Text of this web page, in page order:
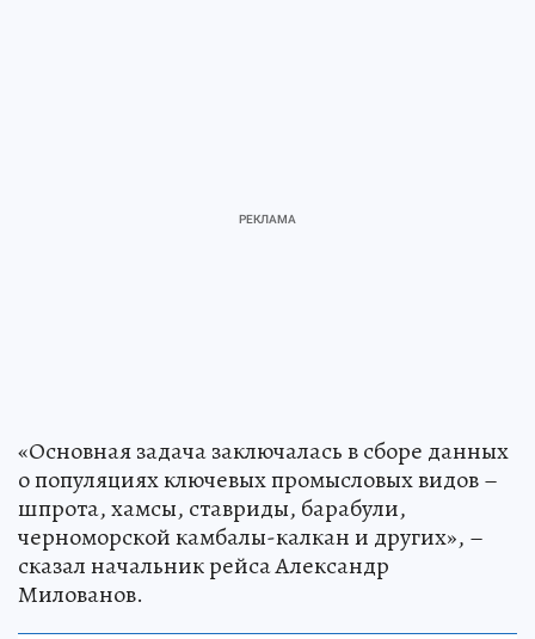
«Основная задача заключалась в сборе данных
о популяциях ключевых промысловых видов –
шпрота, хамсы, ставриды, барабули,
черноморской камбалы-калкан и других», –
сказал начальник рейса Александр
Милованов.